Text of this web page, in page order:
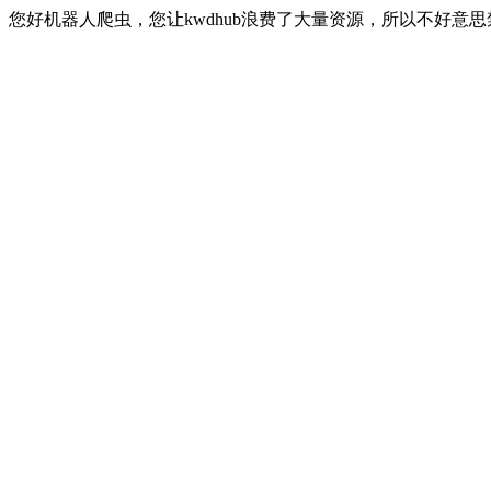
您好机器人爬虫，您让kwdhub浪费了大量资源，所以不好意思